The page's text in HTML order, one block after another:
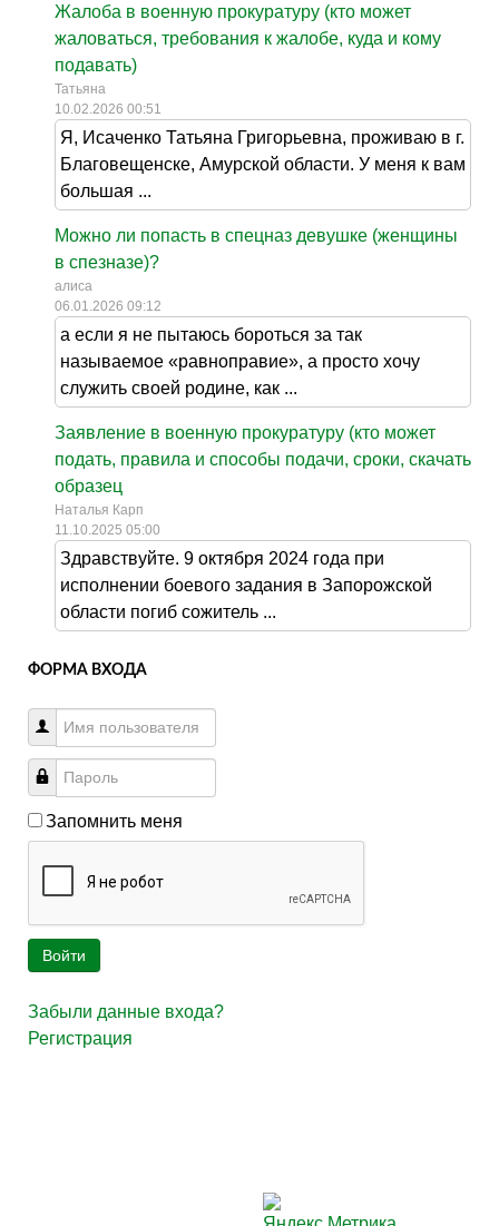
Жалоба в военную прокуратуру (кто может
жаловаться, требования к жалобе, куда и кому
подавать)
Татьяна
10.02.2026 00:51
Я, Исаченко Татьяна Григорьевна, проживаю в г.
Благовещенске, Амурской области. У меня к вам
большая ...
Можно ли попасть в спецназ девушке (женщины
в спезназе)?
алиса
06.01.2026 09:12
а если я не пытаюсь бороться за так
называемое «равноправие», а просто хочу
служить своей родине, как ...
Заявление в военную прокуратуру (кто может
подать, правила и способы подачи, сроки, скачать
образец
Наталья Карп
11.10.2025 05:00
Здравствуйте. 9 октября 2024 года при
исполнении боевого задания в Запорожской
области погиб сожитель ...
ФОРМА ВХОДА
Запомнить меня
Войти
Забыли данные входа?
Регистрация